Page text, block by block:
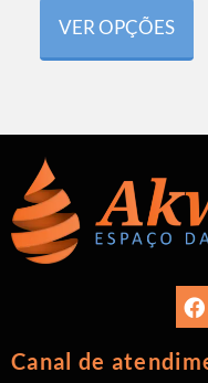
VER OPÇÕES
Canal de